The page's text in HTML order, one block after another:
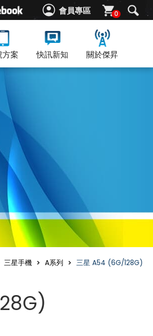
會員專區 0
方案 快訊新知 關於傑昇
三星手機 A系列 三星 A54 (6G/128G)